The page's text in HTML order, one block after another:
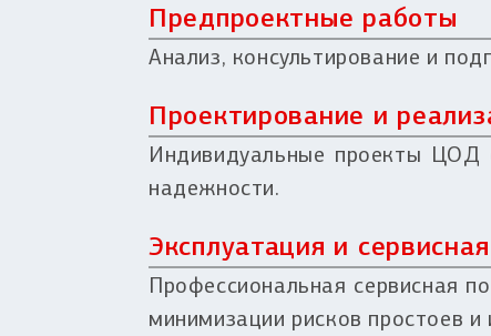
Предпроектные работы
Анализ, консультирование и
Проектирование и
Индивидуальные проекты ЦОД
надежности.
Эксплуатация и
Профессиональная сервисная
минимизации рисков простоев и